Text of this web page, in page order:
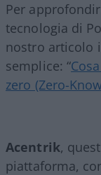
Per
tecnologia di
nostro articolo
semplice: “
zero (Zero-
Acentrik,
piattaforma,